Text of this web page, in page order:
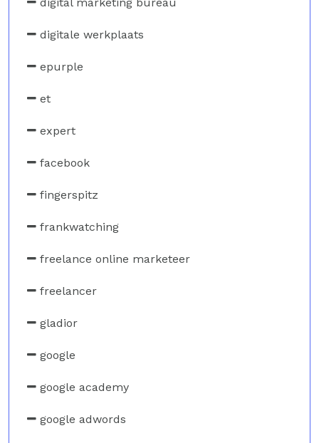
digitale werkplaats
epurple
et
expert
facebook
fingerspitz
frankwatching
freelance online marketeer
freelancer
gladior
google
google academy
google adwords